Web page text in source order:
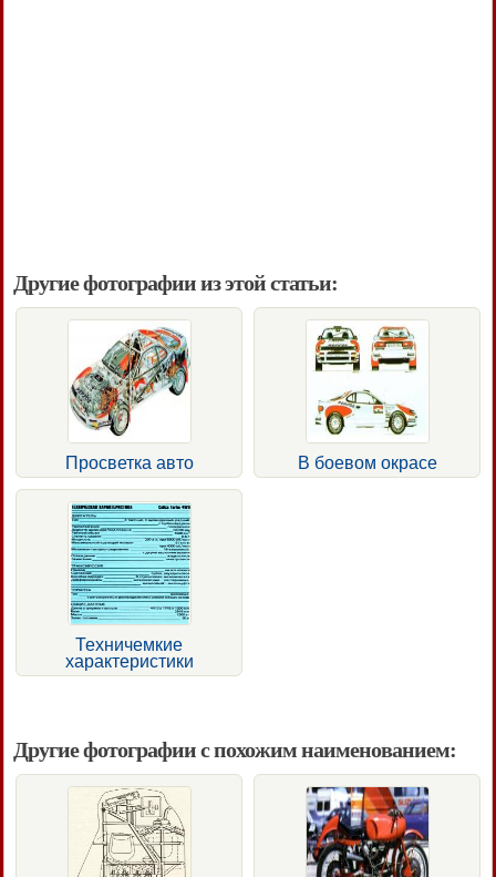
Другие фотографии из этой статьи:
Просветка авто В боевом окрасе
Техничемкие
характеристики
Другие фотографии с похожим наименованием: